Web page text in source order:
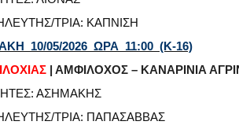
ΤΡΙΑ: ΚΑΠΝΙΣΗ
10/05/2026 ΩΡΑ 11:00 (Κ-16)
| ΑΜΦΙΛΟΧΟΣ – ΚΑΝΑΡΙΝΙΑ
ΑΣΗΜΑΚΗΣ
ΤΡΙΑ: ΠΑΠΑΣΑΒΒΑΣ